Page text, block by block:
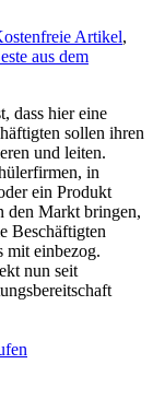
Artikel,
aus dem
dass hier eine
sollen ihren
und leiten.
in
ein Produkt
den Markt bringen,
Beschäftigten
mit einbezog.
nun seit